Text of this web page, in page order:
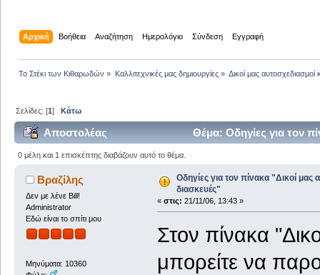
Αρχική Βοήθεια Αναζήτηση Ημερολόγιο Σύνδεση Εγγραφή
Το Στέκι των Κιθαρωδών » Καλλιτεχνικές μας δημιουργίες» Δικοί μας αυτοσχεδιασμοί
Σελίδες: [1]Κάτω
Αποστολέας
Θέμα: Οδηγίες για τον
φορές)
0 μέλη και 1 επισκέπτης διαβάζουν αυτό το θέμα.
Βραζίλης
Δεν με λένε Bill!
Administrator
Εδώ είναι το σπίτι μου
Μηνύματα: 10360
Οδηγίες για τον πίνακα "Δικοί μας
διασκευές"
« στις: 21/11/06, 13:43 »
Στον πίνακα
μπορείτε να